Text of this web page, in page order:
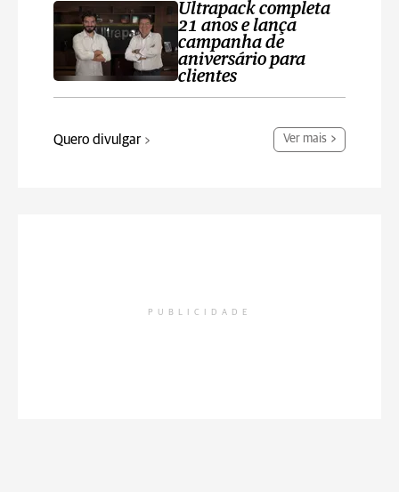
Ultrapack completa
21 anos e lança
campanha de
aniversário para
clientes
Quero divulgar Ver mais
PUBLICIDADE